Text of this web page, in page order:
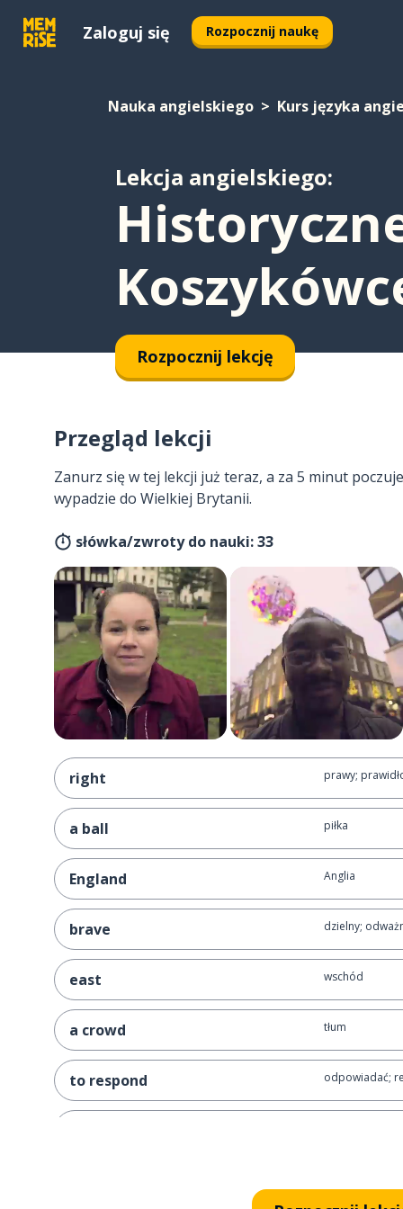
Zaloguj się Rozpocznij naukę
Nauka angielskiego Kurs języka
Lekcja angielskiego:
Rozpocznij lekcję
Przegląd lekcji
Zanurz się w tej lekcji już teraz, a za 5 minut
wypadzie do Wielkiej Brytanii.
słówka/zwroty do nauki: 33
right prawy;
a ball piłka
England Anglia
brave dzielny;
east wschód
a crowd tłum
to respond odpowiadać;